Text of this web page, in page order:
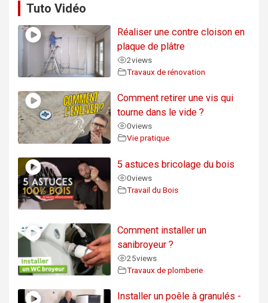
Tuto Vidéo
Réaliser une contre cloison en
plaque de plâtre
2views
Travaux de rénovation
Comment retirer une vis qui
tourne dans le vide ?
0views
Vie pratique
5 astuces bricolage du bois
0views
Travail du Bois
Comment installer un
sanibroyeur ?
25views
Travaux de plomberie
Installer un poêle à granulés -